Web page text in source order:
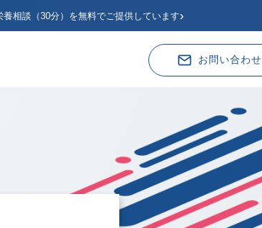
相談（30分）を無料でご提供しています›
お問い合わせ